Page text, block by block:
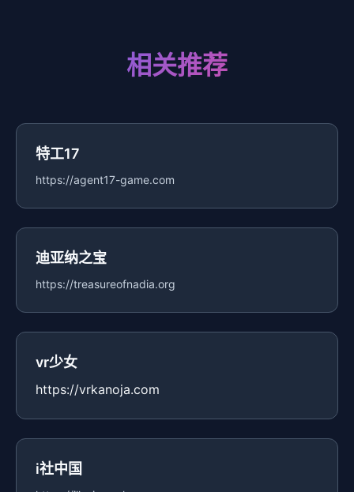
相关推荐
特工17
https://agent17-game.com
迪亚纳之宝
https://treasureofnadia.org
vr少女
https://vrkanoja.com
i社中国